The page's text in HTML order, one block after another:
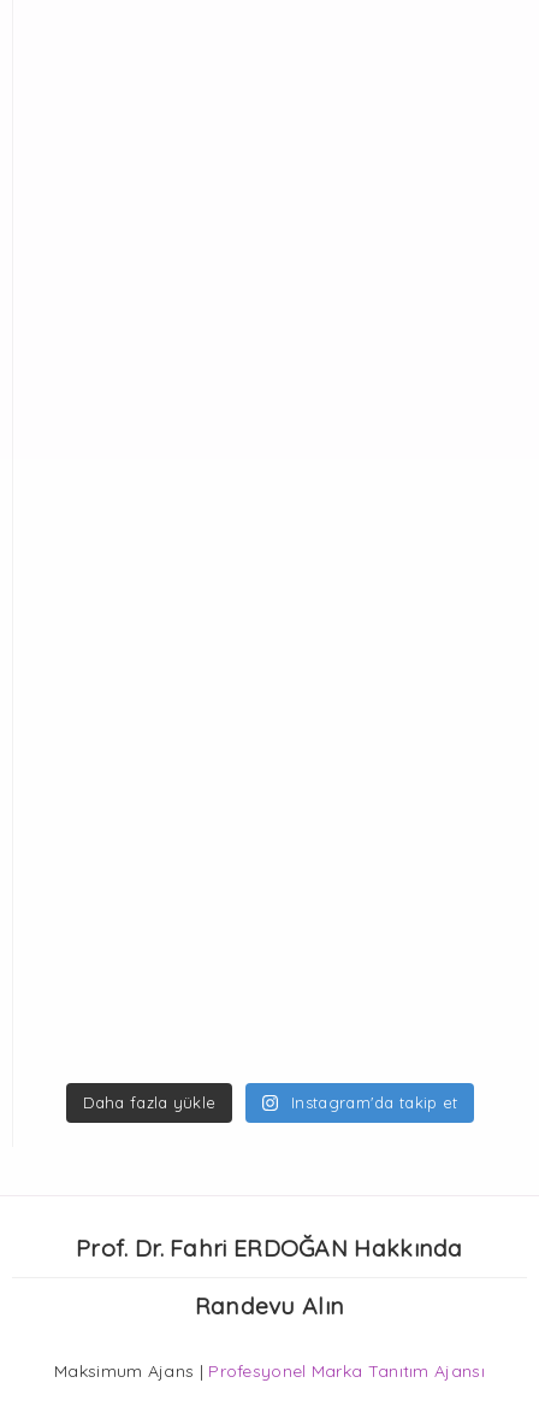
RANDEVU AL
Daha fazla yükle Instagram'da takip et
Prof. Dr. Fahri ERDOĞAN Hakkında
Randevu Alın
Maksimum Ajans | Profesyonel Marka Tanıtım Ajansı